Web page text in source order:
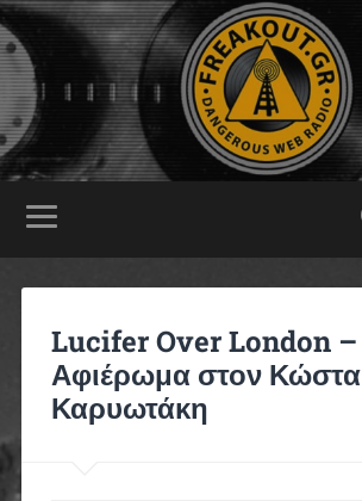
Lucifer Over London –
Αφιέρωμα στον Κώστα
Καρυωτάκη